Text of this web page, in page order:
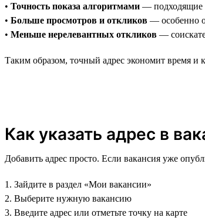
• Точность показа алгоритмами — подходящие
• Больше просмотров и откликов — особенно
• Меньше нерелевантных откликов —
Таким образом, точный адрес экономит время и
Как указать адрес в
Добавить адрес просто. Если вакансия уже
1. Зайдите в раздел «Мои вакансии»
2. Выберите нужную вакансию
3. Введите адрес или отметьте точку на карте